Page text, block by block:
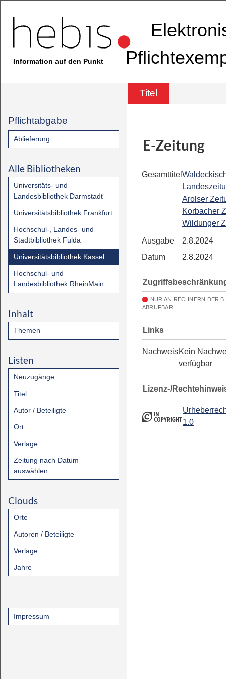
Information auf den Punkt
Titel
Pflichtabgabe
Ablieferung
Alle Bibliotheken
Universitäts- und
Landesbibliothek Darmstadt
Universitätsbibliothek Frankfurt
Hochschul-, Landes- und
Stadtbibliothek Fulda
Universitätsbibliothek Kassel
Hochschul- und
Landesbibliothek RheinMain
Inhalt
Themen
Listen
Neuzugänge
Titel
Autor / Beteiligte
Ort
Verlage
Zeitung nach Datum
auswählen
Clouds
Orte
Autoren / Beteiligte
Verlage
Jahre
Impressum
E-Zeitung
Gesamttitel
Arolser
Korbacher
Wildunger
Ausgabe
2.8.2024
Datum
2.8.2024
NUR AN RECHNERN DER
ABRUFBAR
Links
NachweisKein
verfügbar
Lizenz-/
1.0